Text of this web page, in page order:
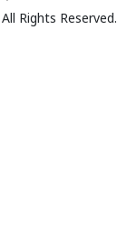
All Rights Reserved.